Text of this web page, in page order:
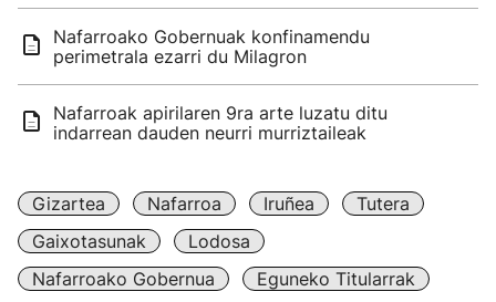
Nafarroako Gobernuak konfinamendu
perimetrala ezarri du Milagron
Nafarroak apirilaren 9ra arte luzatu ditu
indarrean dauden neurri murriztaileak
Gizartea Nafarroa Iruñea
Tutera
Gaixotasunak
Lodosa
Nafarroako Gobernua
Eguneko Titularrak